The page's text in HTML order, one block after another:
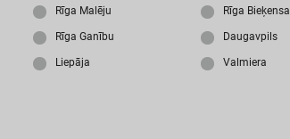
Aiz
id
Rīga Malēju Rīga
Rīga Ganību Daugavpils
Liepāja Valmiera